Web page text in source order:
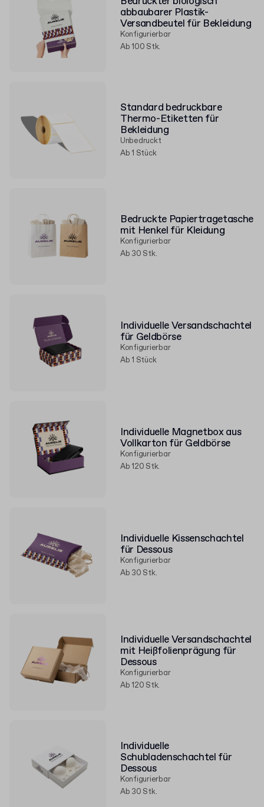
abbaubarer Plastik-
Versandbeutel für Bekleidung
Konfigurierbar
Ab 100 Stk.
Standard bedruckbare
Thermo-Etiketten für
Bekleidung
Unbedruckt
Ab 1 Stück
Bedruckte Papiertragetasche
mit Henkel für Kleidung
Konfigurierbar
Ab 30 Stk.
Individuelle Versandschachtel
für Geldbörse
Konfigurierbar
Ab 1 Stück
Individuelle Magnetbox aus
Vollkarton für Geldbörse
Konfigurierbar
Ab 120 Stk.
Individuelle Kissenschachtel
für Dessous
Konfigurierbar
Ab 30 Stk.
Individuelle Versandschachtel
mit Heißfolienprägung für
Dessous
Konfigurierbar
Ab 120 Stk.
Individuelle
Schubladenschachtel für
Dessous
Konfigurierbar
Ab 30 Stk.